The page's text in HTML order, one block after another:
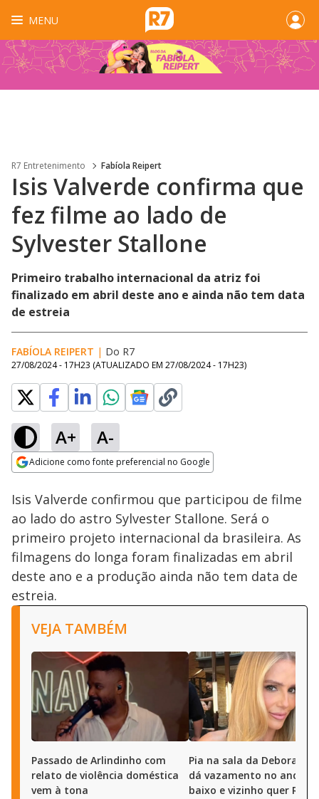
MENU
R7 Entretenimento Fabíola Reipert
Isis Valverde confirma que
fez filme ao lado de
Sylvester Stallone
Primeiro trabalho internacional da atriz foi
finalizado em abril deste ano e ainda não tem data
de estreia
FABÍOLA REIPERT | Do R7
27/08/2024 - 17H23 (ATUALIZADO EM 27/08/2024 - 17H23)
A+ A-
Adicione como fonte preferencial no Google
Ativar
Loaded:
49.31%
Isis Valverde confirmou que participou de filme
ao lado do astro Sylvester Stallone. Será o
primeiro projeto internacional da brasileira. As
filmagens do longa foram finalizadas em abril
deste ano e a produção ainda não tem data de
estreia.
VEJA TAMBÉM
Passado de Arlindinho com
relato de violência doméstica
vem à tona
Pia na sala da Deborah
dá vazamento no andar
baixo e vizinho quer R$